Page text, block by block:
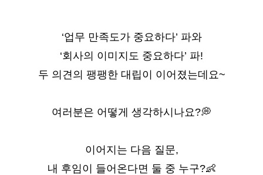
‘업무 만족도가 중요하다’ 파와
‘회사의 이미지도 중요하다’ 파!
두 의견의 팽팽한 대립이 이어졌는데요~
여러분은 어떻게 생각하시나요?💭
이어지는 다음 질문,
내 후임이 들어온다면 둘 중 누구?👶